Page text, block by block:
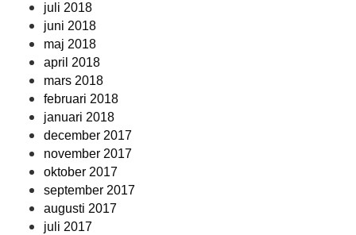
juli 2018
juni 2018
maj 2018
april 2018
mars 2018
februari 2018
januari 2018
december 2017
november 2017
oktober 2017
september 2017
augusti 2017
juli 2017